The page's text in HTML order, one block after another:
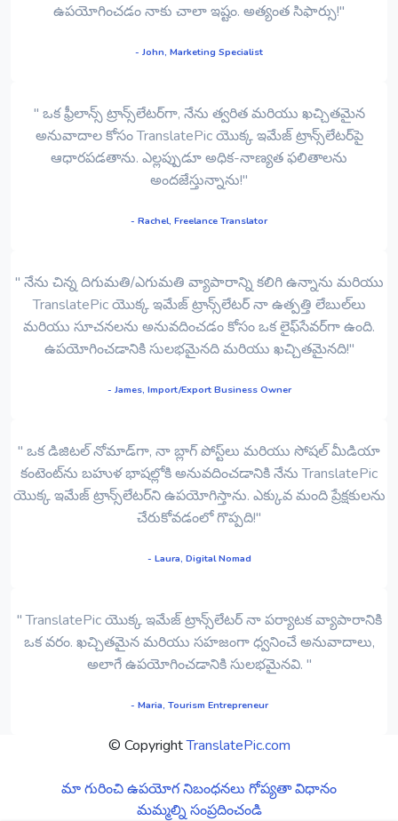
ఉపయోగించడం నాకు చాలా ఇష్టం. అత్యంత సిఫార్సు!"
- John, Marketing Specialist
" ఒక ఫ్రీలాన్స్ ట్రాన్స్‌లేటర్‌గా, నేను త్వరిత మరియు ఖచ్చితమైన
అనువాదాల కోసం TranslatePic యొక్క ఇమేజ్ ట్రాన్స్‌లేటర్‌పై
ఆధారపడతాను. ఎల్లప్పుడూ అధిక-నాణ్యత ఫలితాలను
అందజేస్తున్నాను!"
- Rachel, Freelance Translator
" నేను చిన్న దిగుమతి/ఎగుమతి వ్యాపారాన్ని కలిగి ఉన్నాను మరియు
TranslatePic యొక్క ఇమేజ్ ట్రాన్స్‌లేటర్ నా ఉత్పత్తి లేబుల్‌లు
మరియు సూచనలను అనువదించడం కోసం ఒక లైఫ్‌సేవర్‌గా ఉంది.
ఉపయోగించడానికి సులభమైనది మరియు ఖచ్చితమైనది!"
- James, Import/Export Business Owner
" ఒక డిజిటల్ నోమాడ్‌గా, నా బ్లాగ్ పోస్ట్‌లు మరియు సోషల్ మీడియా
కంటెంట్‌ను బహుళ భాషల్లోకి అనువదించడానికి నేను TranslatePic
యొక్క ఇమేజ్ ట్రాన్స్‌లేటర్‌ని ఉపయోగిస్తాను. ఎక్కువ మంది ప్రేక్షకులను
చేరుకోవడంలో గొప్పది!"
- Laura, Digital Nomad
" TranslatePic యొక్క ఇమేజ్ ట్రాన్స్‌లేటర్ నా పర్యాటక వ్యాపారానికి
ఒక వరం. ఖచ్చితమైన మరియు సహజంగా ధ్వనించే అనువాదాలు,
అలాగే ఉపయోగించడానికి సులభమైనవి. "
- Maria, Tourism Entrepreneur
© CopyrightTranslatePic.com
మా గురించిఉపయోగ నిబంధనలు గోప్యతా విధానం
మమ్మల్ని సంప్రదించండి